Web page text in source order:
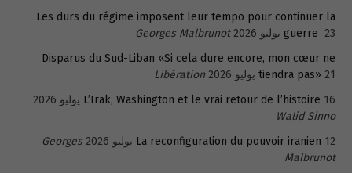
Les durs du régime imposent leur tempo pour continuer la
guerre 23 يوليو 2026
Georges Malbrunot
Disparus du Sud-Liban «Si cela dure encore, mon cœur ne
tiendra pas» 21 يوليو 2026
Libération
L’Irak, Washington et le vrai retour de l’histoire 16 يوليو 2026
Walid Sinno
La reconfiguration du pouvoir iranien 12 يوليو 2026
Georges
Malbrunot